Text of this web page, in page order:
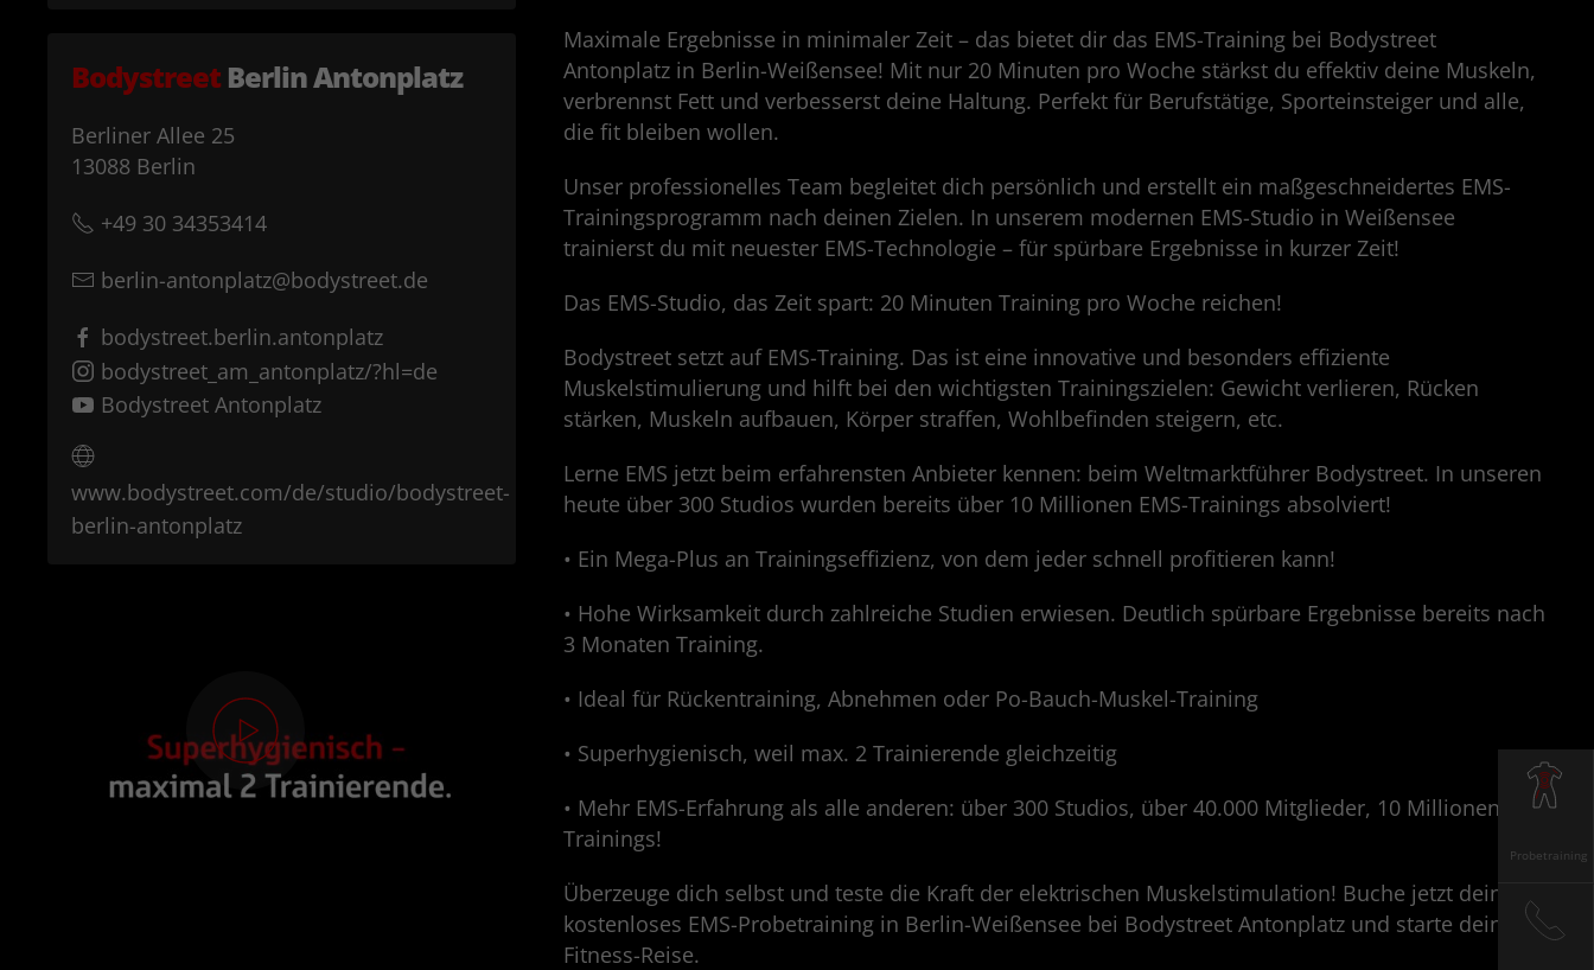
Probetraining
BodystreetBerlin Antonplatz
Berliner Allee 25
13088 Berlin
+49 30 34353414
berlin-antonplatz@bodystreet.de
bodystreet.berlin.antonplatz
bodystreet_am_antonplatz/?hl=de
Bodystreet Antonplatz
www.bodystreet.com/de/studio/bodystreet-
berlin-antonplatz
Maximale Ergebnisse in minimaler Zeit – das bietet dir das EMS-Training bei Bodystreet
Antonplatz in Berlin-Weißensee! Mit nur 20 Minuten pro Woche stärkst du effektiv deine Muskeln,
verbrennst Fett und verbesserst deine Haltung. Perfekt für Berufstätige, Sporteinsteiger und alle,
die fit bleiben wollen.
Unser professionelles Team begleitet dich persönlich und erstellt ein maßgeschneidertes EMS-
Trainingsprogramm nach deinen Zielen. In unserem modernen EMS-Studio in Weißensee
trainierst du mit neuester EMS-Technologie – für spürbare Ergebnisse in kurzer Zeit!
Das EMS-Studio, das Zeit spart: 20 Minuten Training pro Woche reichen!
Bodystreet setzt auf EMS-Training. Das ist eine innovative und besonders effiziente
Muskelstimulierung und hilft bei den wichtigsten Trainingszielen: Gewicht verlieren, Rücken
stärken, Muskeln aufbauen, Körper straffen, Wohlbefinden steigern, etc.
Lerne EMS jetzt beim erfahrensten Anbieter kennen: beim Weltmarktführer Bodystreet. In unseren
heute über 300 Studios wurden bereits über 10 Millionen EMS-Trainings absolviert!
• Ein Mega-Plus an Trainingseffizienz, von dem jeder schnell profitieren kann!
• Hohe Wirksamkeit durch zahlreiche Studien erwiesen. Deutlich spürbare Ergebnisse bereits nach
3 Monaten Training.
• Ideal für Rückentraining, Abnehmen oder Po-Bauch-Muskel-Training
• Superhygienisch, weil max. 2 Trainierende gleichzeitig
• Mehr EMS-Erfahrung als alle anderen: über 300 Studios, über 40.000 Mitglieder, 10 Millionen
Trainings!
Überzeuge dich selbst und teste die Kraft der elektrischen Muskelstimulation! Buche jetzt dein
kostenloses EMS-Probetraining in Berlin-Weißensee bei Bodystreet Antonplatz und starte deine
Fitness-Reise.